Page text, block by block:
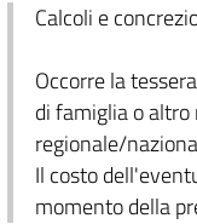
Calcoli e
Occorre la
di famiglia o
regionale/
Il costo
momento della